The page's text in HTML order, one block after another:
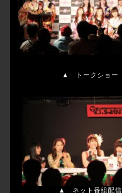
▲ トークショー
▲ ネット番組配信